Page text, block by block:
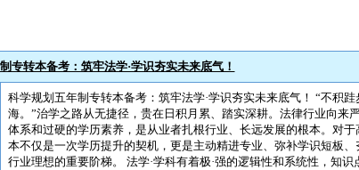
专转本备考：筑牢法学·学识夯实未来底气！
科学规划五年制专转本备考：筑牢法学·学识夯实未来底气！ “不积
海。”治学之路从无捷径，贵在日积月累、踏实深耕。法律行业向来
体系和过硬的学历素养，是从业者扎根行业、长远发展的根本。对
本不仅是一次学历提升的契机，更是主动精进专业、弥补学识短板
行业理想的重要阶梯。 法学·学科有着极·强的逻辑性和系统性，知